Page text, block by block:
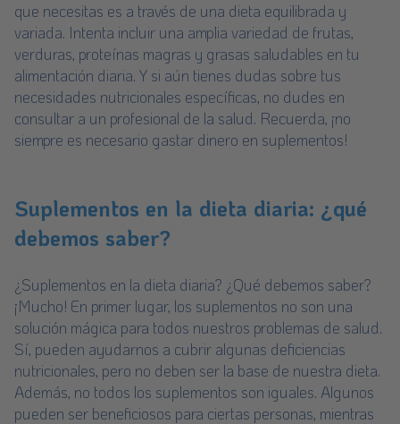
que necesitas es a través de una dieta equilibrada y
variada. Intenta incluir una amplia variedad de frutas,
verduras, proteínas magras y grasas saludables en tu
alimentación diaria. Y si aún tienes dudas sobre tus
necesidades nutricionales específicas, no dudes en
consultar a un profesional de la salud. Recuerda, ¡no
siempre es necesario gastar dinero en suplementos!
Suplementos en la dieta diaria: ¿qué
debemos saber?
¿Suplementos en la dieta diaria? ¿Qué debemos saber?
¡Mucho! En primer lugar, los suplementos no son una
solución mágica para todos nuestros problemas de salud.
Sí, pueden ayudarnos a cubrir algunas deficiencias
nutricionales, pero no deben ser la base de nuestra dieta.
Además, no todos los suplementos son iguales. Algunos
pueden ser beneficiosos para ciertas personas, mientras